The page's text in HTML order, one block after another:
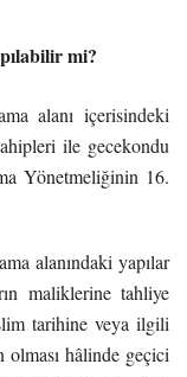
mi?
alanı içerisindeki
ile gecekondu
Yönetmeliğinin 16.
alanındaki yapılar
maliklerine tahliye
tarihine veya ilgili
hâlinde geçici